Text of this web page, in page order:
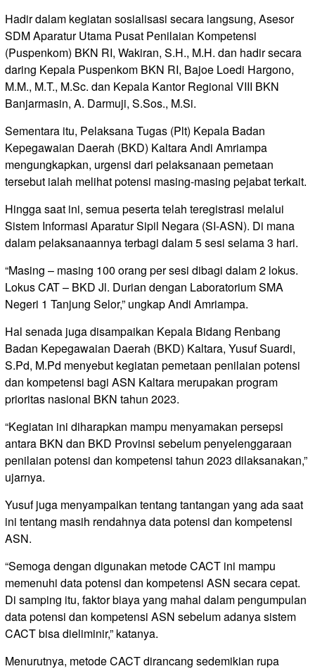
Hadir dalam kegiatan sosialisasi secara langsung, Asesor
SDM Aparatur Utama Pusat Penilaian Kompetensi
(Puspenkom) BKN RI, Wakiran, S.H., M.H. dan hadir secara
daring Kepala Puspenkom BKN RI, Bajoe Loedi Hargono,
M.M., M.T., M.Sc. dan Kepala Kantor Regional VIII BKN
Banjarmasin, A. Darmuji, S.Sos., M.Si.
Sementara itu, Pelaksana Tugas (Plt) Kepala Badan
Kepegawaian Daerah (BKD) Kaltara Andi Amriampa
mengungkapkan, urgensi dari pelaksanaan pemetaan
tersebut ialah melihat potensi masing-masing pejabat terkait.
Hingga saat ini, semua peserta telah teregistrasi melalui
Sistem Informasi Aparatur Sipil Negara (SI-ASN). Di mana
dalam pelaksanaannya terbagi dalam 5 sesi selama 3 hari.
“Masing – masing 100 orang per sesi dibagi dalam 2 lokus.
Lokus CAT – BKD Jl. Durian dengan Laboratorium SMA
Negeri 1 Tanjung Selor,” ungkap Andi Amriampa.
Hal senada juga disampaikan Kepala Bidang Renbang
Badan Kepegawaian Daerah (BKD) Kaltara, Yusuf Suardi,
S.Pd, M.Pd menyebut kegiatan pemetaan penilaian potensi
dan kompetensi bagi ASN Kaltara merupakan program
prioritas nasional BKN tahun 2023.
“Kegiatan ini diharapkan mampu menyamakan persepsi
antara BKN dan BKD Provinsi sebelum penyelenggaraan
penilaian potensi dan kompetensi tahun 2023 dilaksanakan,”
ujarnya.
Yusuf juga menyampaikan tentang tantangan yang ada saat
ini tentang masih rendahnya data potensi dan kompetensi
ASN.
“Semoga dengan digunakan metode CACT ini mampu
memenuhi data potensi dan kompetensi ASN secara cepat.
Di samping itu, faktor biaya yang mahal dalam pengumpulan
data potensi dan kompetensi ASN sebelum adanya sistem
CACT bisa dieliminir,” katanya.
Menurutnya, metode CACT dirancang sedemikian rupa